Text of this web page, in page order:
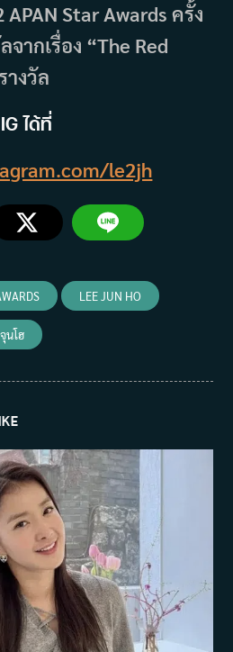
Star Awards ครั้ง
จากเรื่อง “The Red
างวัล
ได้ที่
le2jh
LEE JUN HO
นโฮ